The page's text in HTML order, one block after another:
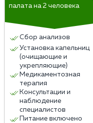
палата на 2 человека
Сбор анализов
Установка капельниц
(очищающие и
укрепляющие)
Медикаментозная
терапия
Консультации и
наблюдение
специалистов
Питание включено